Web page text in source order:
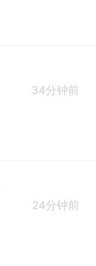
34分钟前
24分钟前